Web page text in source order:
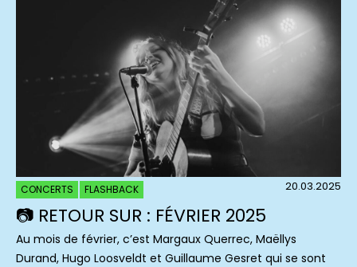
CONCERTS FLASHBACK 20.03.2025
📷 RETOUR SUR : FÉVRIER 2025
Au mois de février, c’est Margaux Querrec, Maëllys
Durand, Hugo Loosveldt et Guillaume Gesret qui se sont